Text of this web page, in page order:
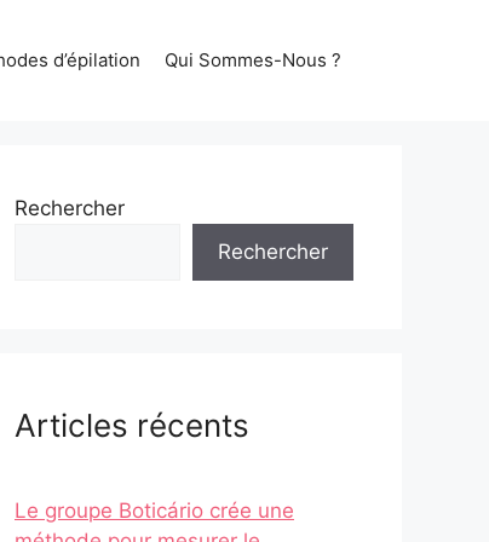
d’épilation Qui Sommes-Nous ?
Rechercher
Rechercher
Articles récents
Le groupe Boticário crée une